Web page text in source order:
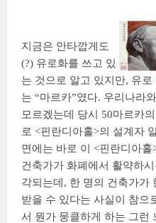
지금은 안타깝게도
(?) 유로화를 쓰고 있
는 것으로 알고 있지만, 유
는 “마르카”였다. 우리나라
모르겠는데 당시 50마르카
로 <핀란디아홀>의 설계자
면에는 바로 이 <핀란디아
건축가가 화폐에서 활약하
각되는데, 한 명의 건축가가
받을 수 있다는 사실이 참으
서 뭔가 뭉클하게 하는 그런